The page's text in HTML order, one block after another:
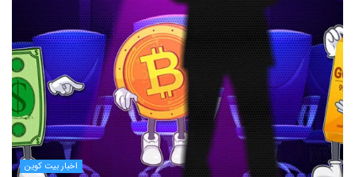
اخبار بیت کوین